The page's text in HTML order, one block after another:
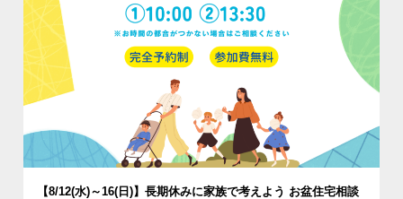
【8/12(水)～16(日)】長期休みに家族で考えよう お盆住宅相談